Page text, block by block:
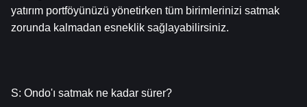
yatırım portföyünüzü yönetirken tüm birimlerinizi satmak
zorunda kalmadan esneklik sağlayabilirsiniz.
S: Ondo'ı satmak ne kadar sürer?